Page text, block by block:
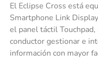
El Eclipse Cross está
Smartphone Link
el panel táctil
conductor gestionar e
información con mayor